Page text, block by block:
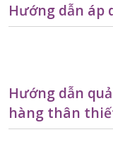
Hướng dẫn áp
Hướng dẫn
hàng thân